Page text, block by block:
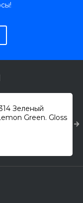
Зеленый
Green. Gloss